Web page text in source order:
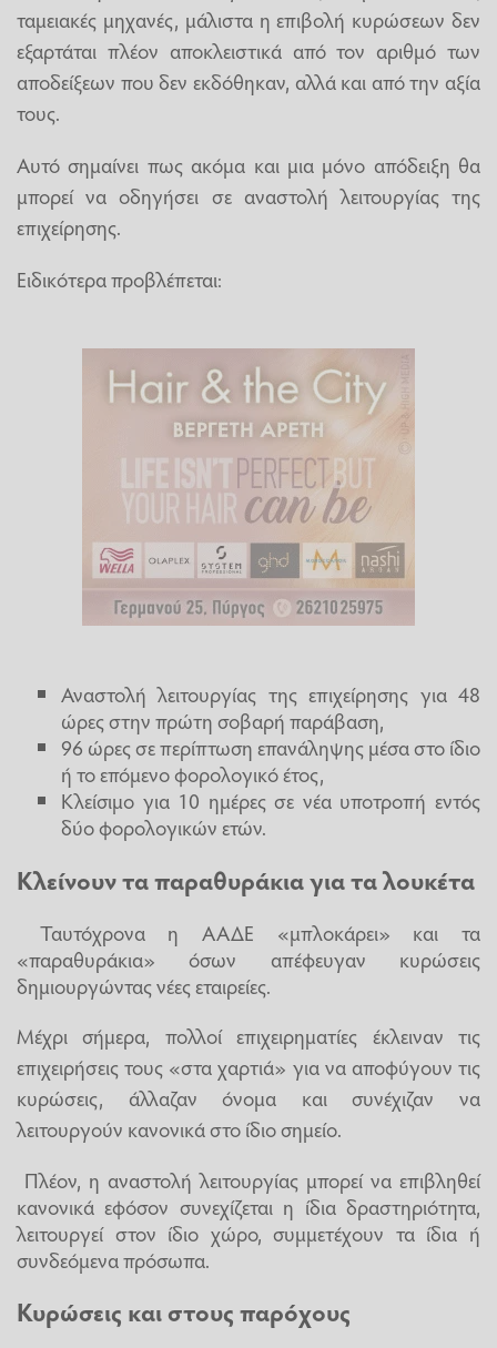
ταμειακές μηχανές, μάλιστα η επιβολή κυρώσεων δεν
εξαρτάται πλέον αποκλειστικά από τον αριθμό των
αποδείξεων που δεν εκδόθηκαν, αλλά και από την αξία
τους.
Αυτό σημαίνει πως ακόμα και μια μόνο απόδειξη θα
μπορεί να οδηγήσει σε αναστολή λειτουργίας της
επιχείρησης.
Ειδικότερα προβλέπεται:
Αναστολή λειτουργίας της επιχείρησης για 48
ώρες στην πρώτη σοβαρή παράβαση,
96 ώρες σε περίπτωση επανάληψης μέσα στο ίδιο
ή το επόμενο φορολογικό έτος,
Κλείσιμο για 10 ημέρες σε νέα υποτροπή εντός
δύο φορολογικών ετών.
Κλείνουν τα παραθυράκια για τα λουκέτα
Ταυτόχρονα η ΑΑΔΕ «μπλοκάρει» και τα
«παραθυράκια» όσων απέφευγαν κυρώσεις
δημιουργώντας νέες εταιρείες.
Μέχρι σήμερα, πολλοί επιχειρηματίες έκλειναν τις
επιχειρήσεις τους «στα χαρτιά» για να αποφύγουν τις
κυρώσεις, άλλαζαν όνομα και συνέχιζαν να
λειτουργούν κανονικά στο ίδιο σημείο.
Πλέον, η αναστολή λειτουργίας μπορεί να επιβληθεί
κανονικά εφόσον συνεχίζεται η ίδια δραστηριότητα,
λειτουργεί στον ίδιο χώρο, συμμετέχουν τα ίδια ή
συνδεόμενα πρόσωπα.
Κυρώσεις και στους παρόχους